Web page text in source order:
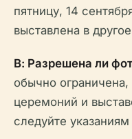
пятницу, 14
выставлена в
В: Разрешена ли
обычно
церемоний и
следуйте